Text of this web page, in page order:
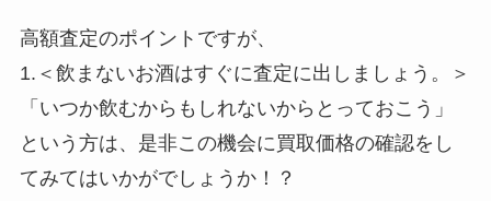
高額査定のポイントですが、
1.＜飲まないお酒はすぐに査定に出しましょう。＞
「いつか飲むからもしれないからとっておこう」
という方は、是非この機会に買取価格の確認をし
てみてはいかがでしょうか！？